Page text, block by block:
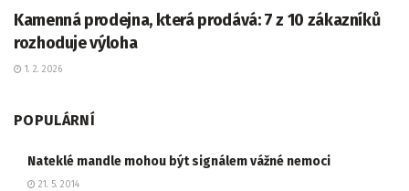
Kamenná prodejna, která prodává: 7 z 10 zákazníků
rozhoduje výloha
1. 2. 2026
POPULÁRNÍ
Nateklé mandle mohou být signálem vážné nemoci
21. 5. 2014